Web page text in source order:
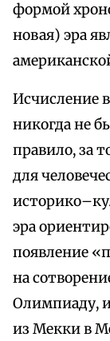
формой
новая) эра
Исчисление
никогда не
правило, за
для
эра
появление
на
Олимпиаду,
из Мекки в